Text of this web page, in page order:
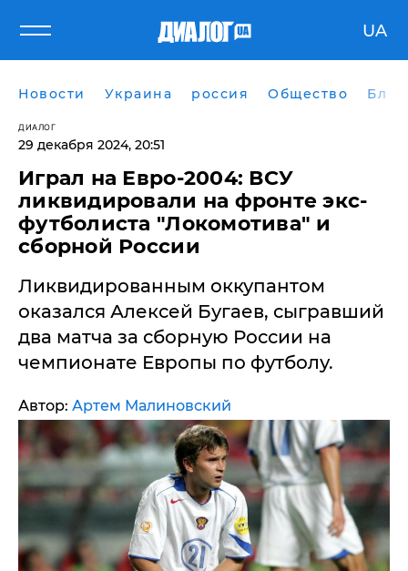
UA
Новости Украина россия Общество
ДИАЛОГ
29 декабря 2024, 20:51
Играл на Евро-2004: ВСУ
ликвидировали на фронте экс-
футболиста "Локомотива" и
сборной России
Ликвидированным оккупантом
оказался Алексей Бугаев, сыгравший
два матча за сборную России на
чемпионате Европы по футболу.
Автор: Артем Малиновский